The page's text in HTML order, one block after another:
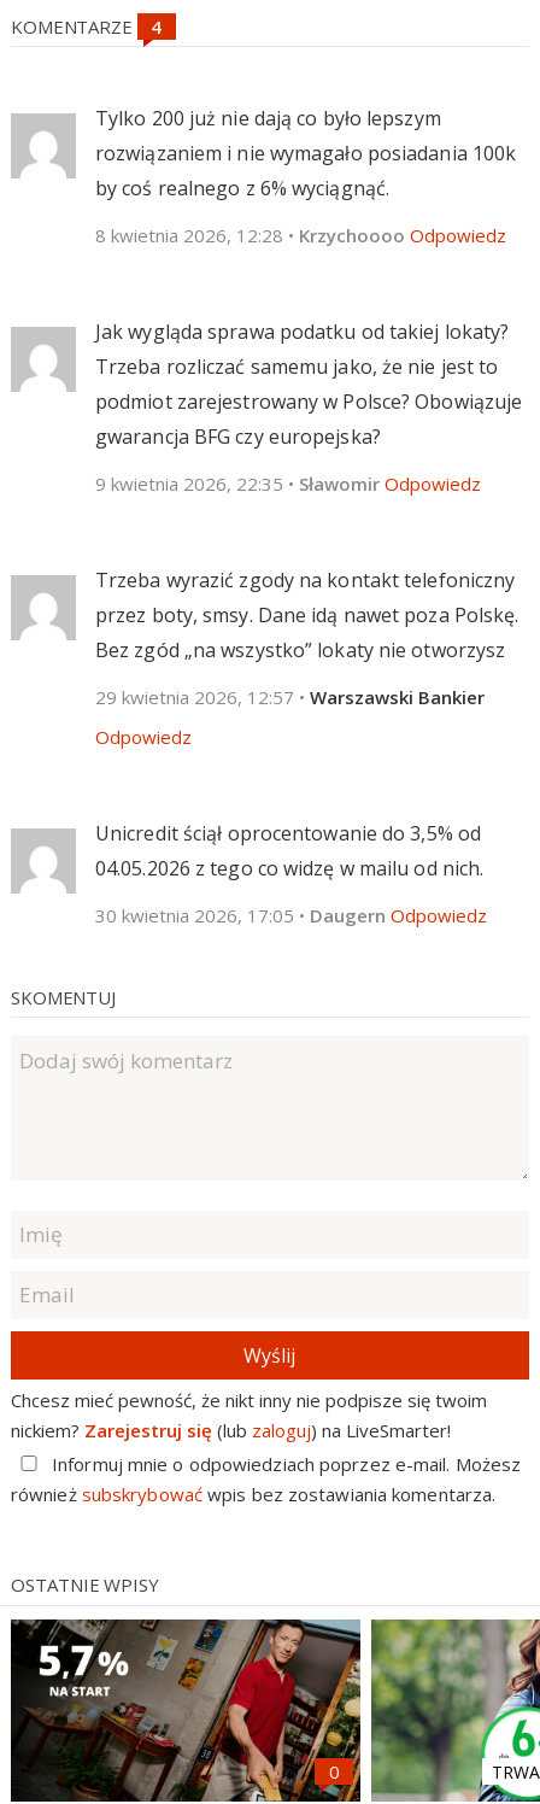
KOMENTARZE
Tylko 200 już nie dają co było lepszym
rozwiązaniem i nie wymagało posiadania 100k
by coś realnego z 6% wyciągnąć.
8 kwietnia 2026, 12:28 • Krzychoooo Odpowiedz
Jak wygląda sprawa podatku od takiej lokaty?
Trzeba rozliczać samemu jako, że nie jest to
podmiot zarejestrowany w Polsce? Obowiązuje
gwarancja BFG czy europejska?
9 kwietnia 2026, 22:35 • Sławomir Odpowiedz
Trzeba wyrazić zgody na kontakt telefoniczny
przez boty, smsy. Dane idą nawet poza Polskę.
Bez zgód „na wszystko” lokaty nie otworzysz
29 kwietnia 2026, 12:57 • Warszawski Bankier
Odpowiedz
Unicredit ściął oprocentowanie do 3,5% od
04.05.2026 z tego co widzę w mailu od nich.
30 kwietnia 2026, 17:05 • Daugern Odpowiedz
SKOMENTUJ
Wyślij
Chcesz mieć pewność, że nikt inny nie podpisze się twoim
nickiem? Zarejestruj się (lub zaloguj) na LiveSmarter!
Informuj mnie o odpowiedziach poprzez e-mail. Możesz
również subskrybowaćwpis bez zostawiania komentarza.
OSTATNIE WPISY